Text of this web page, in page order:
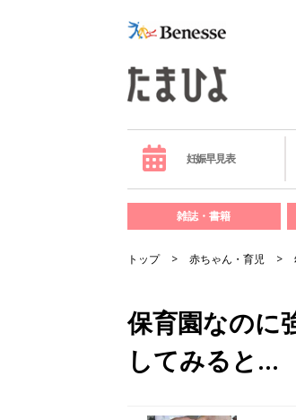
妊娠早見表
雑誌・書籍
トップ 赤ちゃん・育児
保育園なのに
してみると…